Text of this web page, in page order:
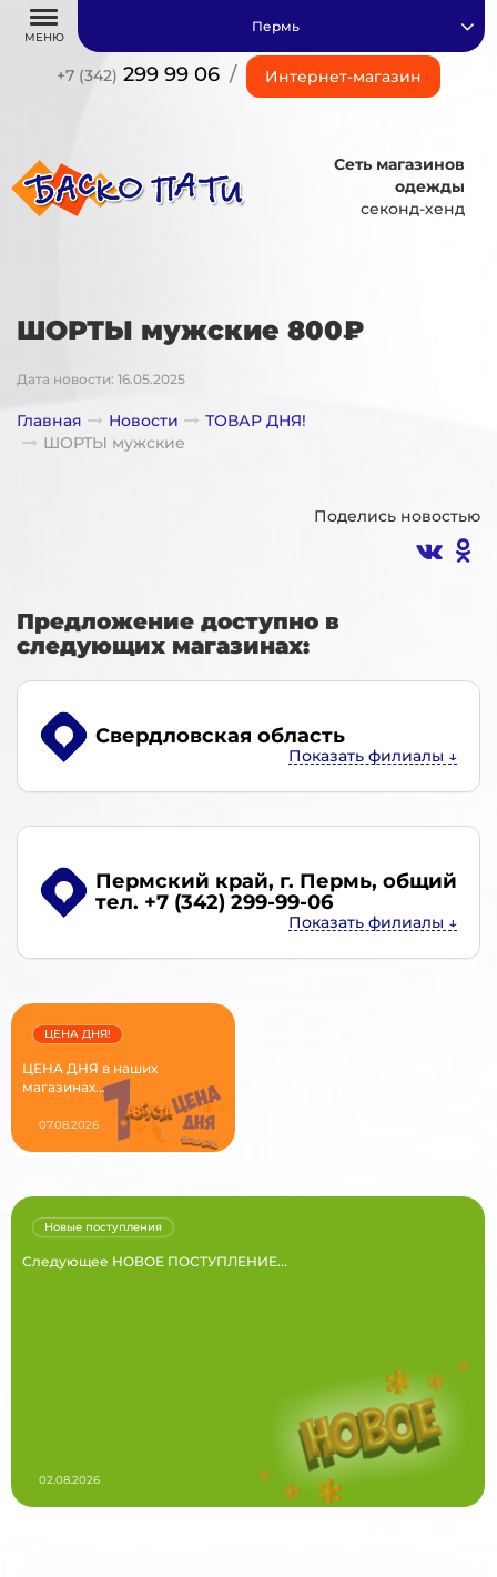
МЕНЮ
+7 (342) 299 99 06 / Интернет-магазин
Пермь
Сеть магазинов
одежды
секонд-хенд
ШОРТЫ мужские 800₽
Дата новости: 16.05.2025
Главная Новости
ТОВАР ДНЯ!
ШОРТЫ мужские
Поделись новостью
Предложение доступно в
следующих магазинах:
Свердловская область
Пермский край, г. Пермь, общий
тел. +7 (342) 299-99-06
ЦЕНА ДНЯ в наших
магазинах...
ЦЕНА ДНЯ!
07.08.2026
Следующее НОВОЕ ПОСТУПЛЕНИЕ...
Новые поступления
02.08.2026